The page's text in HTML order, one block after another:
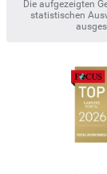
Die aufgezeigten
statistischen